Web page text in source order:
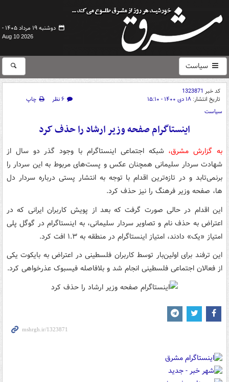
دوشنبه ۱۹ مرداد ۱۴۰۵ -
Aug 10 2026
سیاست
کد خبر 1323871
تاریخ انتشار: ۱۸ دی ۱۴۰۰ - ۱۵:۱۰ ۶ نظر
چاپ
سیاست
اینستاگرام صفحه وزیر ارشاد را حذف کرد
به گزارش مشرق، شبکه اجتماعی اینستاگرام با وجود گذر دو سال از
شهادت سردار سلیمانی همچنان عکس و پست‌های مربوط به این سردار را
برنمی‌تابد و در تازه‌ترین اقدام با توجه به انتشار پستی درباره سردار دل
ها، صفحه وزیر فرهنگ را نیز حذف کرد.
این اقدام در حالی صورت گرفت که بعد از پویش کاربران ایرانی که در
اعتراض به حذف نام و تصاویر سردار سلیمانی، به اینستاگرام در گوگل پلی
امتیاز «یک» دادند، امتیاز اینستاگرام در منطقه به ۱.۳ افت کرد.
این ترفند برای اولین‌بار توسط کاربران فلسطینی در اعتراض به بایکوت یکی
از فعالان اجتماعی فلسطینی انجام شد و بلافاصله فیسبوک عذرخواهی کرد.